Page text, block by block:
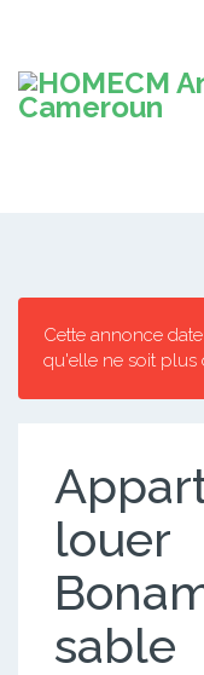
Cette annonce
qu'elle ne soit plus
louer
sable